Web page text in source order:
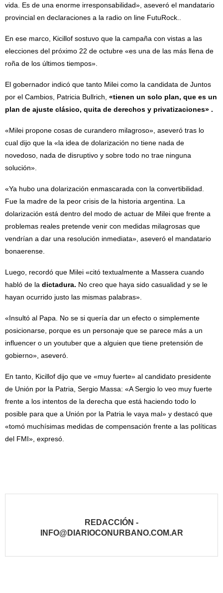
vida. Es de una enorme irresponsabilidad», aseveró el mandatario
provincial en declaraciones a la radio on line FutuRock..
En ese marco, Kicillof sostuvo que la campaña con vistas a las
elecciones del próximo 22 de octubre «es una de las más llena de
roña de los últimos tiempos».
El gobernador indicó que tanto Milei como la candidata de Juntos
por el Cambios, Patricia Bullrich, «tienen un solo plan, que es un
plan de ajuste clásico, quita de derechos y privatizaciones» .
«Milei propone cosas de curandero milagroso», aseveró tras lo
cual dijo que la «la idea de dolarización no tiene nada de
novedoso, nada de disruptivo y sobre todo no trae ninguna
solución».
«Ya hubo una dolarización enmascarada con la convertibilidad.
Fue la madre de la peor crisis de la historia argentina. La
dolarización está dentro del modo de actuar de Milei que frente a
problemas reales pretende venir con medidas milagrosas que
vendrían a dar una resolución inmediata», aseveró el mandatario
bonaerense.
Luego, recordó que Milei «citó textualmente a Massera cuando
habló de la dictadura. No creo que haya sido casualidad y se le
hayan ocurrido justo las mismas palabras».
«Insultó al Papa. No se si quería dar un efecto o simplemente
posicionarse, porque es un personaje que se parece más a un
influencer o un youtuber que a alguien que tiene pretensión de
gobierno», aseveró.
En tanto, Kicillof dijo que ve «muy fuerte» al candidato presidente
de Unión por la Patria, Sergio Massa: «A Sergio lo veo muy fuerte
frente a los intentos de la derecha que está haciendo todo lo
posible para que a Unión por la Patria le vaya mal» y destacó que
«tomó muchísimas medidas de compensación frente a las políticas
del FMI», expresó.
REDACCIÓN -
INFO@DIARIOCONURBANO.COM.AR